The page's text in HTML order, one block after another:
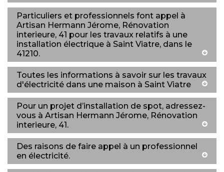
Particuliers et professionnels font appel à
Artisan Hermann Jérome, Rénovation
interieure, 41 pour les travaux relatifs à une
installation électrique à Saint Viatre, dans le
41210.
Toutes les informations à savoir sur les travaux
d'électricité dans une maison à Saint Viatre
Pour un projet d’installation de spot, adressez-
vous à Artisan Hermann Jérome, Rénovation
interieure, 41.
Des raisons de faire appel à un professionnel
en électricité.